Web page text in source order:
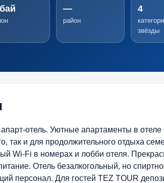
—
район
4
звёзды
отель. Уютные апартаменты в
так и для продолжительного отдыха
Wi-Fi в номерах и лобби отеля.
Отель безалкогольный, но
персонал. Для гостей TEZ TOUR